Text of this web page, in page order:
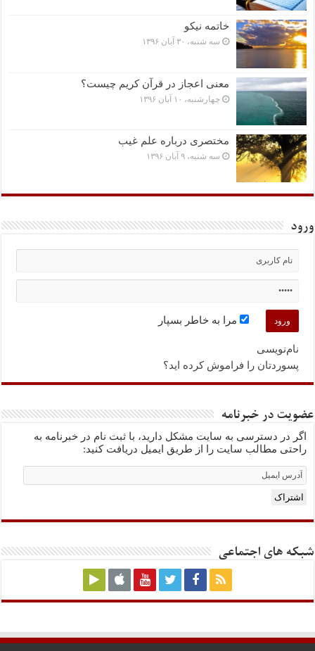
خاتمه نیکو
سه شنبه، ۳۰ آبان ۱۳۹۶
معنی اعجاز در قرآن کریم چیست؟
چهارشنبه، ۱۰ آبان ۱۳۹۶
مختصرى درباره علم غیب
سه شنبه، ۹ آبان ۱۳۹۶
ورود
مرا به خاطر بسپار
نام‌نویسی
پسوردتان را فراموش کرده اید؟
عضویت در خبرنامه
اگر در دسترسی به سایت مشکل دارید، با ثبت نام در خبرنامه به
راحتی مطالب سایت را از طریق ایمیل دریافت کنید:
Email
Subscription
اشتراک
شبکه های اجتماعی